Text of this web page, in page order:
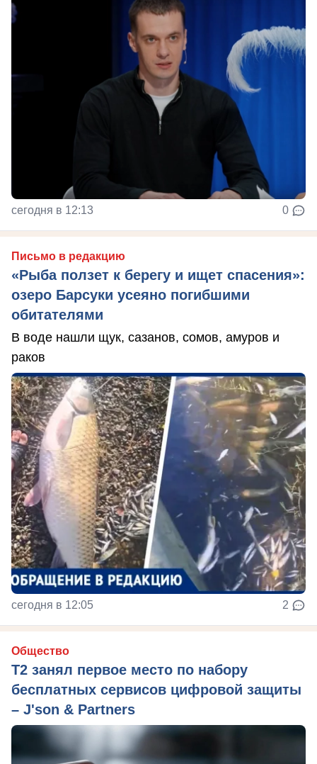
сегодня в 12:13 0
Письмо в редакцию
«Рыба ползет к берегу и ищет спасения»:
озеро Барсуки усеяно погибшими
обитателями
В воде нашли щук, сазанов, сомов, амуров и
раков
сегодня в 12:05 2
Общество
Т2 занял первое место по набору
бесплатных сервисов цифровой защиты
– J'son & Partners